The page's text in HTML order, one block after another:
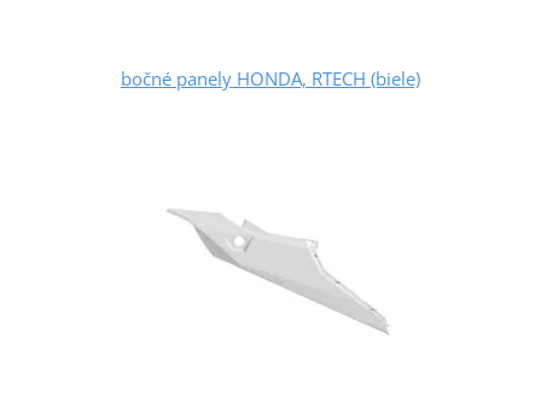
bočné panely HONDA, RTECH (biele)